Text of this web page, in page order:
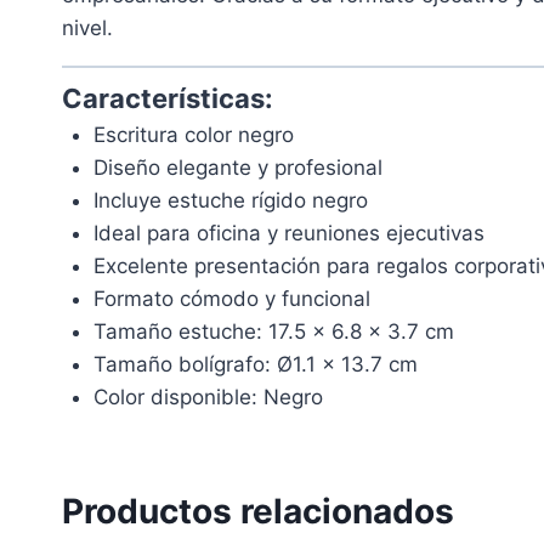
nivel.
Características:
Escritura color negro
Diseño elegante y profesional
Incluye estuche rígido negro
Ideal para oficina y reuniones ejecutivas
Excelente presentación para regalos
Formato cómodo y funcional
Tamaño estuche: 17.5 x 6.8 x 3.7 cm
Tamaño bolígrafo: Ø1.1 x 13.7 cm
Color disponible: Negro
Productos relacionados